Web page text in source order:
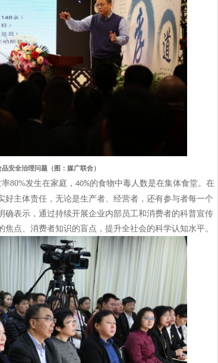
安全治理问题（图：媒广联合）
率80%发生在家庭， 40%的食物中毒人数是在集体食堂。在
好主体责任，无论是生产者、经营者，还有参与者每一个
表示，通过持续开展企业内部员工和消费者的科普宣传
点、消费者知识的盲点，提升全社会的科学认知水平。